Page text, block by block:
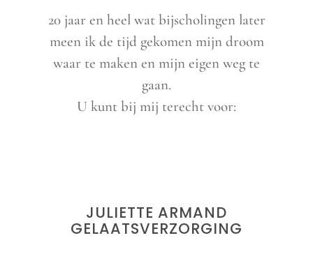
20 jaar en heel wat bijscholingen later
meen ik de tijd gekomen mijn droom
waar te maken en mijn eigen weg te
gaan.
U kunt bij mij terecht voor:
JULIETTE ARMAND
GELAATSVERZORGING